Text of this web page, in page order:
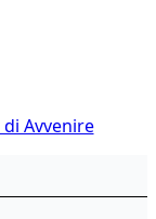
Avvenire